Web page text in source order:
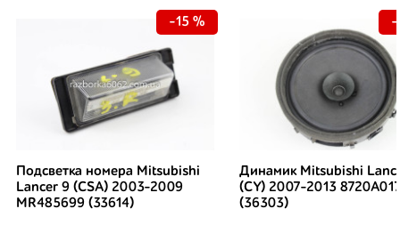
Подсветка номера Mitsubishi
Lancer 9 (CSA) 2003-2009
MR485699 (33614)
-15 %
Динамик Mitsubishi
(CY) 2007-2013
(36303)
-